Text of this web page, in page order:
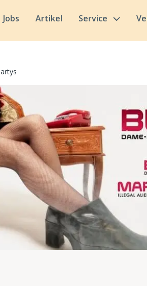
Jobs Artikel Service